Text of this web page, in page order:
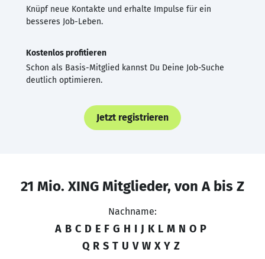
Knüpf neue Kontakte und erhalte Impulse für ein
besseres Job-Leben.
Kostenlos profitieren
Schon als Basis-Mitglied kannst Du Deine Job-Suche
deutlich optimieren.
Jetzt registrieren
21 Mio. XING Mitglieder, von A bis Z
Nachname:
A B C D E F G H I J K L M N O P
Q R S T U V W X Y Z